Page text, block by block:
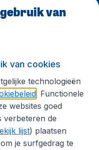
van
van cookies
technologieën
. Functionele
websites goed
verbeteren de
lijst) plaatsen
je surfgedrag te